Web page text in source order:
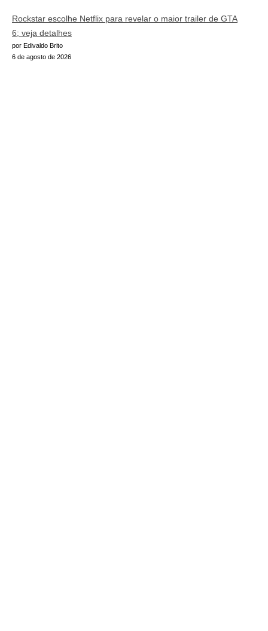
Rockstar escolhe Netflix para revelar o maior trailer de GTA
6; veja detalhes
por Edivaldo Brito
6 de agosto de 2026